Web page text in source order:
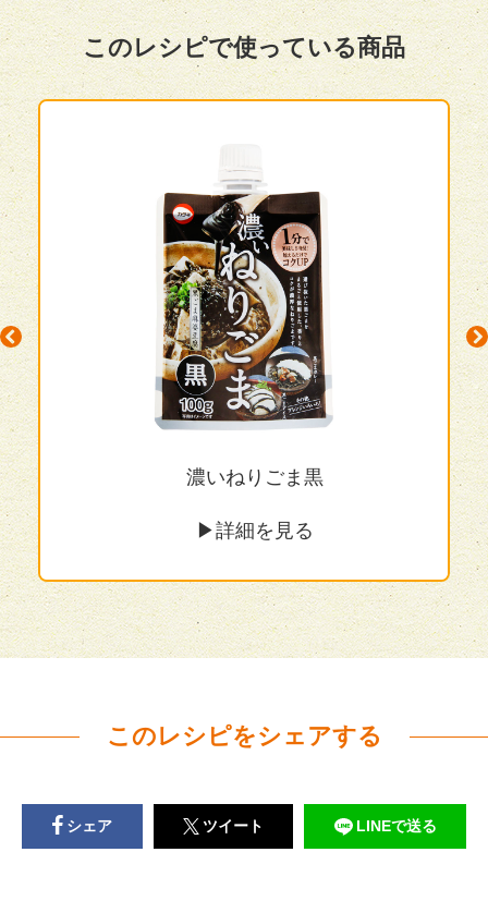
このレシピで使っている商品
濃いねりごま黒
▶︎詳細を見る
このレシピをシェアする
シェア ツイート LINEで送る